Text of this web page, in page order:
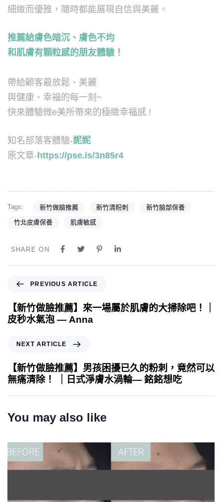
細緻而優雅，隨時都能展現自信與美麗。
推薦給膚色暗沉、膚色不均
和肌膚有顆粒感的朋友體驗！
帶給顧客最放鬆、美麗
與健康、幸福的每一刻~
快來體驗微e美所帶來的極緻幸福感 !
知名部落客體驗-妮妮
原文章-https://pse.is/3n85r4
Tags: 新竹做臉推薦 新竹清粉刺 新竹臉部保養
竹北皮膚保養 肌膚敏感
SHARE ON
PREVIOUS ARTICLE
【新竹做臉推薦】來一場屬於肌膚的大掃除吧！｜
皮秒水氣泡 — Anna
NEXT ARTICLE
【新竹做臉推薦】男孩困擾已久的粉刺，竟然可以
無痛清除！ ｜日式淨膚水渦輪— 銘銘想吃
You may also like